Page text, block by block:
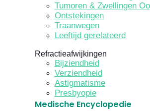
Tumoren & Zwellingen
Ontstekingen
Traanwegen
Leeftijd gerelateerd
Refractieafwijkingen
Bijziendheid
Verziendheid
Astigmatisme
Presbyopie
Medische Encyclopedie